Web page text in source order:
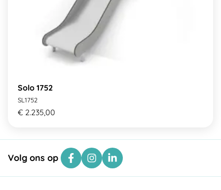
Solo 1752
SL1752
€ 2.235,00
Volg ons op